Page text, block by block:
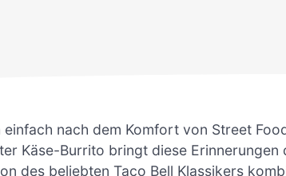
nach dem Komfort von Street
Käse-Burrito bringt diese Erinnerungen
des beliebten Taco Bell Klassikers